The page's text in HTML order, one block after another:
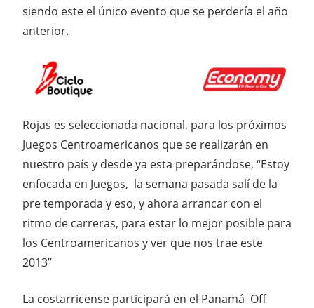
siendo este el único evento que se perdería el año
anterior.
Rojas es seleccionada nacional, para los próximos
Juegos Centroamericanos que se realizarán en
nuestro país y desde ya esta preparándose, “Estoy
enfocada en Juegos, la semana pasada salí de la
pre temporada y eso, y ahora arrancar con el
ritmo de carreras, para estar lo mejor posible para
los Centroamericanos y ver que nos trae este
2013”
La costarricense participará en el Panamá Off